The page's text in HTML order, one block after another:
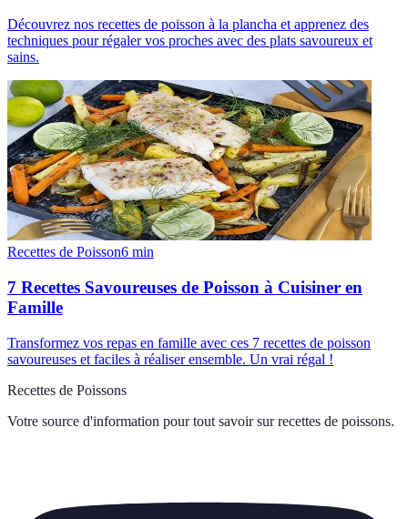
Découvrez nos recettes de poisson à la plancha et apprenez des
techniques pour régaler vos proches avec des plats savoureux et
sains.
Recettes de Poisson6 min
7 Recettes Savoureuses de Poisson à Cuisiner en
Famille
Transformez vos repas en famille avec ces 7 recettes de poisson
savoureuses et faciles à réaliser ensemble. Un vrai régal !
Recettes de Poissons
Votre source d'information pour tout savoir sur recettes de poissons.